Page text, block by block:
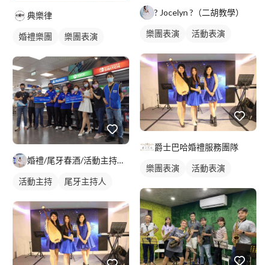
典樂律
婚禮樂團 樂團表演
婚禮/尾牙春酒/活動主持人-小綺
活動主持 尾牙主持人
? Jocelyn ?（二胡教學）
樂團表演 活動表演
爵士巴哈婚禮服務團隊
樂團表演 活動表演